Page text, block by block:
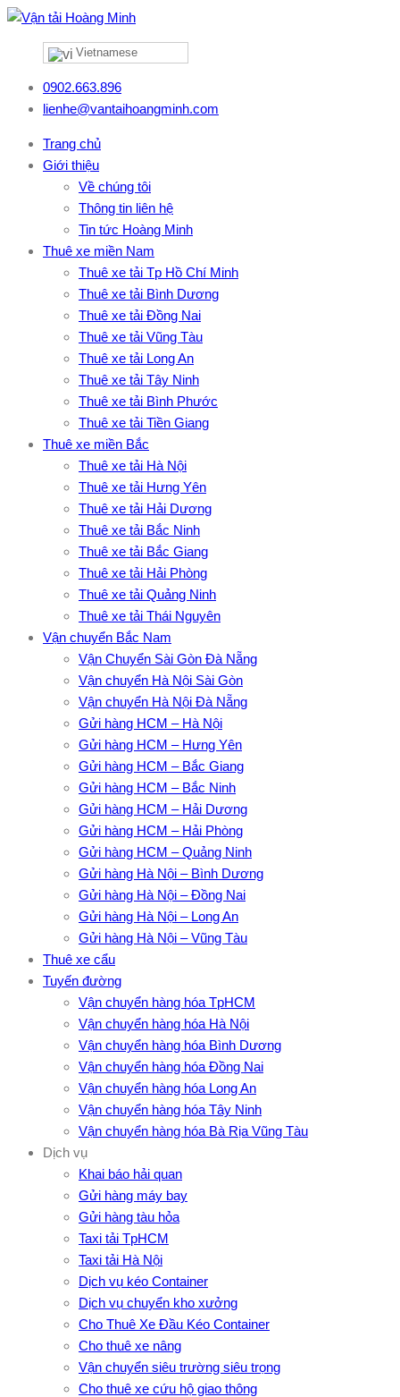
Vietnamese
0902.663.896
lienhe@vantaihoangminh.com
Trang chủ
Giới thiệu
Về chúng tôi
Thông tin liên hệ
Tin tức Hoàng Minh
Thuê xe miền Nam
Thuê xe tải Tp Hồ Chí Minh
Thuê xe tải Bình Dương
Thuê xe tải Đồng Nai
Thuê xe tải Vũng Tàu
Thuê xe tải Long An
Thuê xe tải Tây Ninh
Thuê xe tải Bình Phước
Thuê xe tải Tiền Giang
Thuê xe miền Bắc
Thuê xe tải Hà Nội
Thuê xe tải Hưng Yên
Thuê xe tải Hải Dương
Thuê xe tải Bắc Ninh
Thuê xe tải Bắc Giang
Thuê xe tải Hải Phòng
Thuê xe tải Quảng Ninh
Thuê xe tải Thái Nguyên
Vận chuyển Bắc Nam
Vận Chuyển Sài Gòn Đà Nẵng
Vận chuyển Hà Nội Sài Gòn
Vận chuyển Hà Nội Đà Nẵng
Gửi hàng HCM – Hà Nội
Gửi hàng HCM – Hưng Yên
Gửi hàng HCM – Bắc Giang
Gửi hàng HCM – Bắc Ninh
Gửi hàng HCM – Hải Dương
Gửi hàng HCM – Hải Phòng
Gửi hàng HCM – Quảng Ninh
Gửi hàng Hà Nội – Bình Dương
Gửi hàng Hà Nội – Đồng Nai
Gửi hàng Hà Nội – Long An
Gửi hàng Hà Nội – Vũng Tàu
Thuê xe cẩu
Tuyến đường
Vận chuyển hàng hóa TpHCM
Vận chuyển hàng hóa Hà Nội
Vận chuyển hàng hóa Bình Dương
Vận chuyển hàng hóa Đồng Nai
Vận chuyển hàng hóa Long An
Vận chuyển hàng hóa Tây Ninh
Vận chuyển hàng hóa Bà Rịa Vũng Tàu
Dịch vụ
Khai báo hải quan
Gửi hàng máy bay
Gửi hàng tàu hỏa
Taxi tải TpHCM
Taxi tải Hà Nội
Dịch vụ kéo Container
Dịch vụ chuyển kho xưởng
Cho Thuê Xe Đầu Kéo Container
Cho thuê xe nâng
Vận chuyển siêu trường siêu trọng
Cho thuê xe cứu hộ giao thông